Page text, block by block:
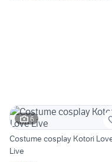
6
Costume cosplay Kotori
Live